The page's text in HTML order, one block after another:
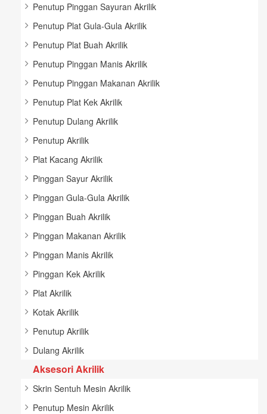
Penutup Pinggan Sayuran Akrilik
Penutup Plat Gula-Gula Akrilik
Penutup Plat Buah Akrilik
Penutup Pinggan Manis Akrilik
Penutup Pinggan Makanan Akrilik
Penutup Plat Kek Akrilik
Penutup Dulang Akrilik
Penutup Akrilik
Plat Kacang Akrilik
Pinggan Sayur Akrilik
Pinggan Gula-Gula Akrilik
Pinggan Buah Akrilik
Pinggan Makanan Akrilik
Pinggan Manis Akrilik
Pinggan Kek Akrilik
Plat Akrilik
Kotak Akrilik
Penutup Akrilik
Dulang Akrilik
Aksesori Akrilik
Skrin Sentuh Mesin Akrilik
Penutup Mesin Akrilik